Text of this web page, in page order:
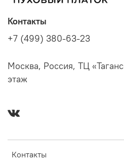
Контакты
Контакты
+7 (499) 380-63-23
Москва, Россия, ТЦ
этаж